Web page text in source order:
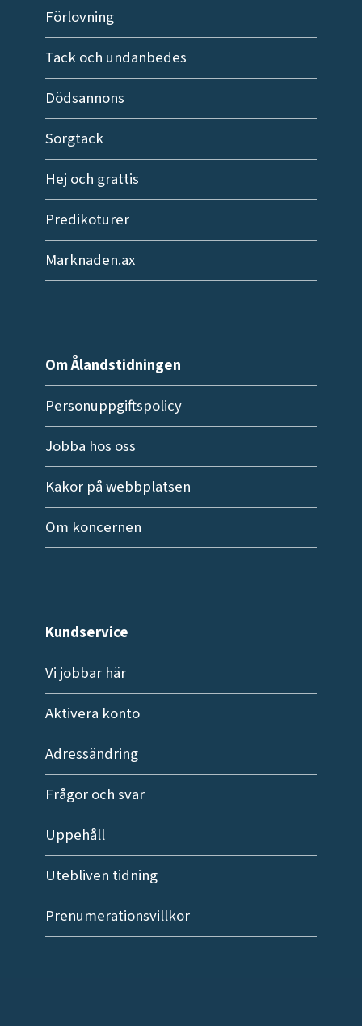
Förlovning
Tack och undanbedes
Dödsannons
Sorgtack
Hej och grattis
Predikoturer
Marknaden.ax
Om Ålandstidningen
Personuppgiftspolicy
Jobba hos oss
Kakor på webbplatsen
Om koncernen
Kundservice
Vi jobbar här
Aktivera konto
Adressändring
Frågor och svar
Uppehåll
Utebliven tidning
Prenumerationsvillkor